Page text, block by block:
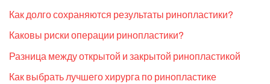
Как долго сохраняются результаты ринопластики?
Каковы риски операции ринопластики?
Разница между открытой и закрытой ринопластикой
Как выбрать лучшего хирурга по ринопластике